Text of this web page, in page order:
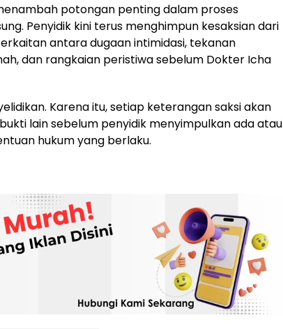
potongan penting dalam proses
Penyidik kini terus menghimpun kesaksian dari
antara dugaan intimidasi, tekanan
dan rangkaian peristiwa sebelum Dokter Icha
Karena itu, setiap keterangan saksi akan
lain sebelum penyidik menyimpulkan ada atau
hukum yang berlaku.